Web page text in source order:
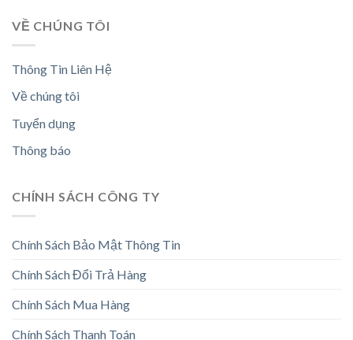
VỀ CHÚNG TÔI
Thông Tin Liên Hệ
Về chúng tôi
Tuyển dụng
Thông báo
CHÍNH SÁCH CÔNG TY
Chính Sách Bảo Mật Thông Tin
Chính Sách Đổi Trả Hàng
Chính Sách Mua Hàng
Chính Sách Thanh Toán